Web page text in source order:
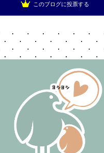
このブログに投票する